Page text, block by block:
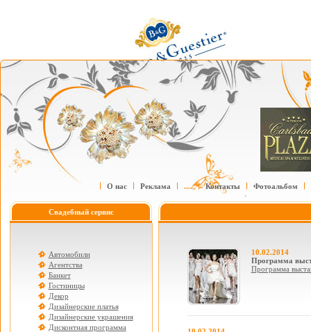
О нас Реклама .... Контакты Фотоальбом
Свадебный сервис
Автомобили
Агентства
Банкет
Гостиницы
Декор
Дизайнерские платья
Дизайнерские украшения
Дисконтная программа
10.02.2014
Программа
Программа